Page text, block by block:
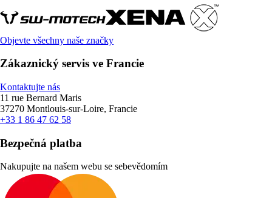
Objevte všechny naše značky
Zákaznický servis ve Francie
Kontaktujte nás
11 rue Bernard Maris
37270 Montlouis-sur-Loire, Francie
+33 1 86 47 62 58
Bezpečná platba
Nakupujte na našem webu se sebevědomím